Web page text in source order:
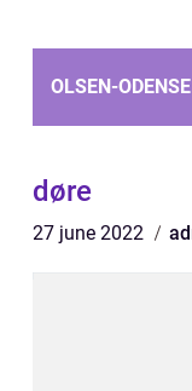
OLSEN-
døre
27 june 2022